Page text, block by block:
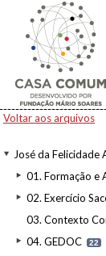
Voltar aos arquivos
José da Felicidade
01. Formação e
02. Exercício
03. Contexto
04. GEDOC 22